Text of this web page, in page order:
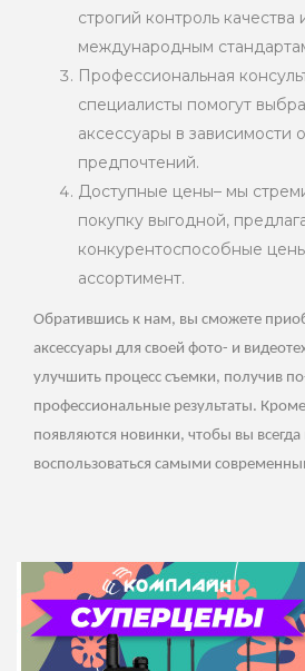
строгий контроль качества
международным
Профессиональная
специалисты помогут
аксессуары в зависимости
предпочтений.
Доступные цены– мы
покупку выгодной,
конкурентоспособные
ассортимент.
Обратившись к нам, вы сможете
аксессуары для своей фото- и
улучшить процесс съемки, получив
профессиональные результаты.
появляются новинки, чтобы вы всегда
воспользоваться самыми